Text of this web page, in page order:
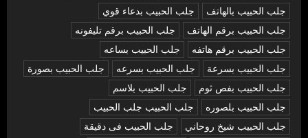
جلب الحبيب بالهاتف
جلب الحبيب بدعاء قوي
جلب الحبيب برقم الهاتف
جلب الحبيب برقم تليفونه
جلب الحبيب برقم هاتفه
جلب الحبيب بساعه
جلب الحبيب بسرعة
جلب الحبيب بسرعه
جلب الحبيب بصورة
جلب الحبيب بفص ثوم
جلب الحبيب بلاسم
جلب الحبيب بلصوره
جلب الحبيب جلب الحبيب
جلب الحبيب شيخ روحاني
جلب الحبيب فى دقيقة